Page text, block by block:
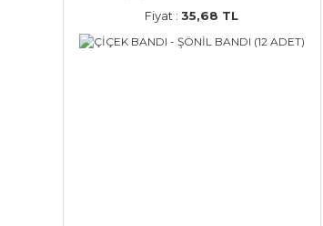
Fiyat :35,68 TL